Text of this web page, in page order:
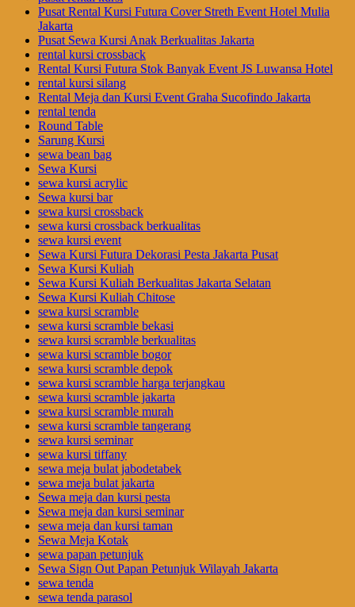
Pusat Rental Kursi Futura Cover Streth Event Hotel Mulia
Jakarta
Pusat Sewa Kursi Anak Berkualitas Jakarta
rental kursi crossback
Rental Kursi Futura Stok Banyak Event JS Luwansa Hotel
rental kursi silang
Rental Meja dan Kursi Event Graha Sucofindo Jakarta
rental tenda
Round Table
Sarung Kursi
sewa bean bag
Sewa Kursi
sewa kursi acrylic
Sewa kursi bar
sewa kursi crossback
sewa kursi crossback berkualitas
sewa kursi event
Sewa Kursi Futura Dekorasi Pesta Jakarta Pusat
Sewa Kursi Kuliah
Sewa Kursi Kuliah Berkualitas Jakarta Selatan
Sewa Kursi Kuliah Chitose
sewa kursi scramble
sewa kursi scramble bekasi
sewa kursi scramble berkualitas
sewa kursi scramble bogor
sewa kursi scramble depok
sewa kursi scramble harga terjangkau
sewa kursi scramble jakarta
sewa kursi scramble murah
sewa kursi scramble tangerang
sewa kursi seminar
sewa kursi tiffany
sewa meja bulat jabodetabek
sewa meja bulat jakarta
Sewa meja dan kursi pesta
Sewa meja dan kursi seminar
sewa meja dan kursi taman
Sewa Meja Kotak
sewa papan petunjuk
Sewa Sign Out Papan Petunjuk Wilayah Jakarta
sewa tenda
sewa tenda parasol